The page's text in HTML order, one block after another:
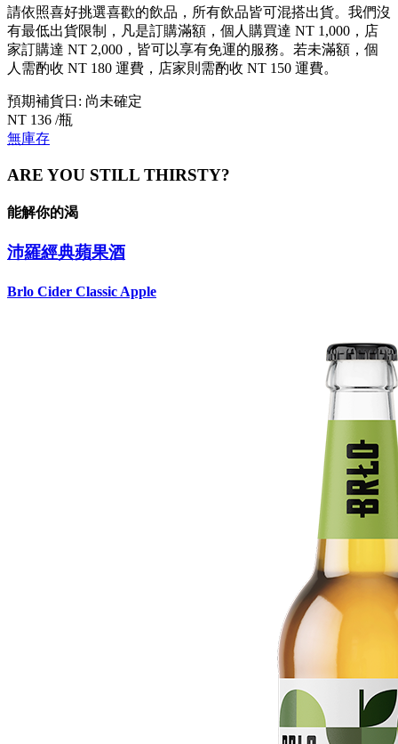
請依照喜好挑選喜歡的飲品，所有飲品皆可混搭出貨。我們沒
有最低出貨限制，凡是訂購滿額，個人購買達 NT 1,000，店
家訂購達 NT 2,000，皆可以享有免運的服務。若未滿額，個
人需酌收 NT 180 運費，店家則需酌收 NT 150 運費。
預期補貨日: 尚未確定
NT 136 /瓶
無庫存
ARE YOU STILL THIRSTY?
能解你的渴
沛羅經典蘋果酒
Brlo Cider Classic Apple